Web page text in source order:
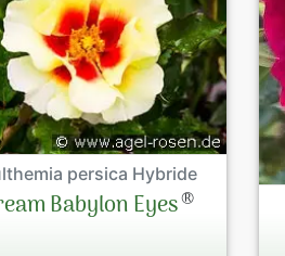
persica Hybride
Babylon Eyes®